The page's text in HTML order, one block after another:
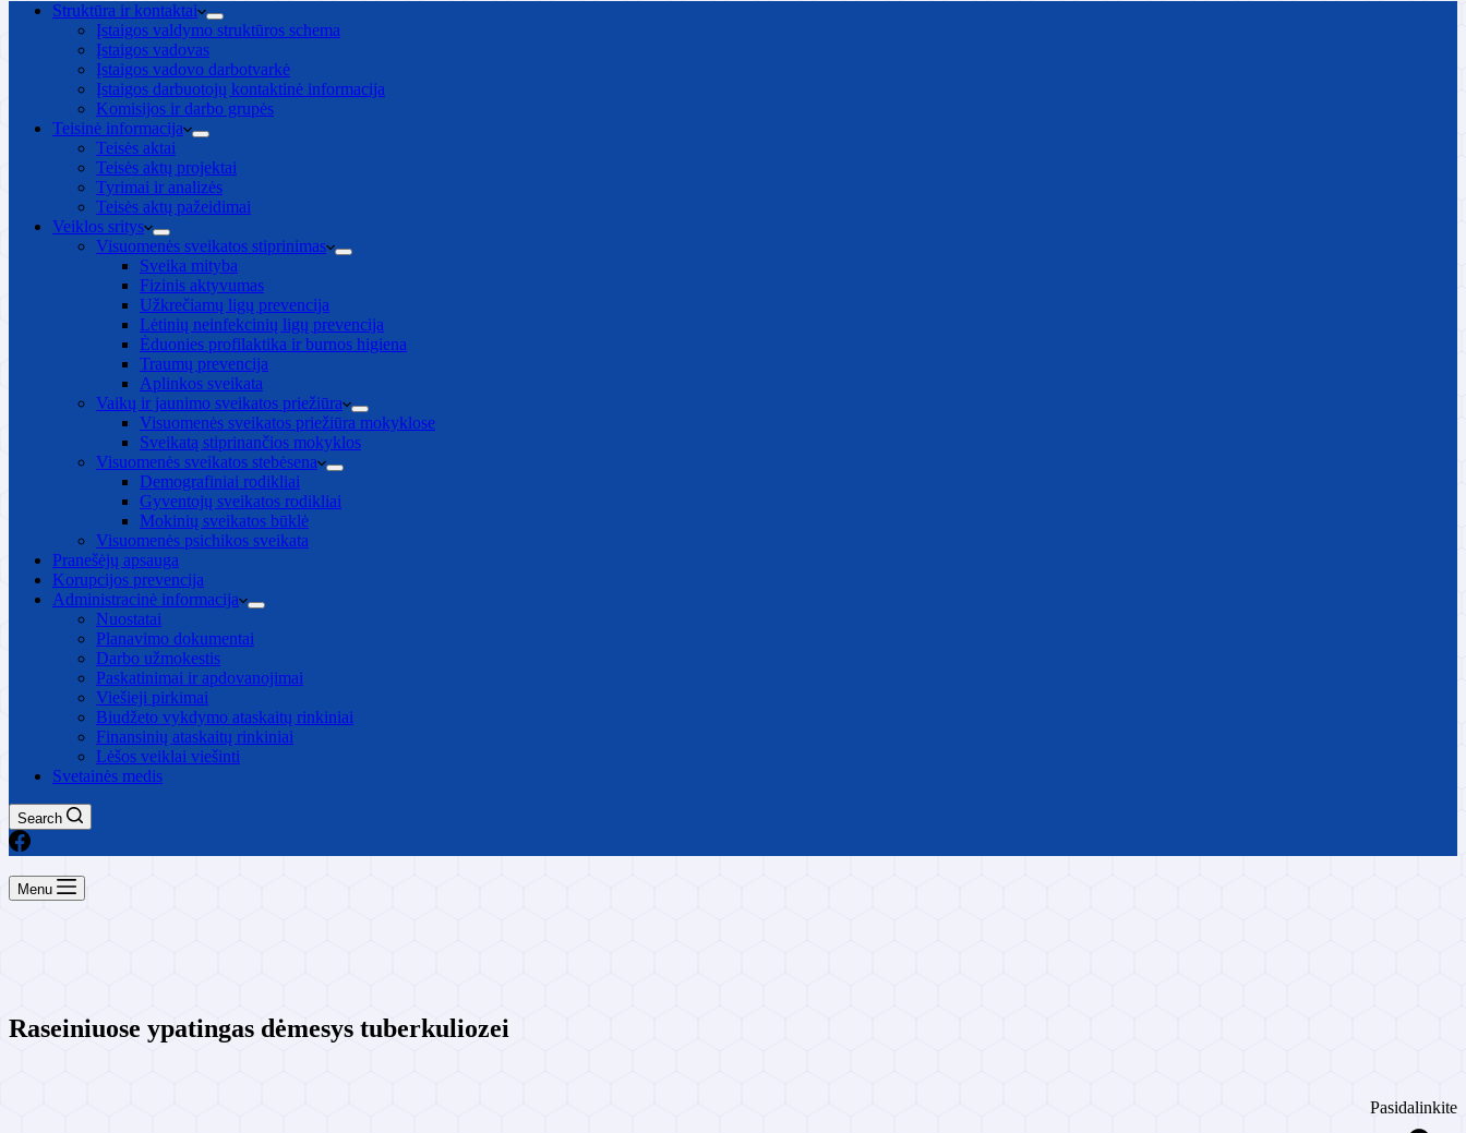
Struktūra ir kontaktai
Įstaigos valdymo struktūros schema
Įstaigos vadovas
Įstaigos vadovo darbotvarkė
Įstaigos darbuotojų kontaktinė informacija
Komisijos ir darbo grupės
Teisinė informacija
Teisės aktai
Teisės aktų projektai
Tyrimai ir analizės
Teisės aktų pažeidimai
Veiklos sritys
Visuomenės sveikatos stiprinimas
Sveika mityba
Fizinis aktyvumas
Užkrečiamų ligų prevencija
Lėtinių neinfekcinių ligų prevencija
Ėduonies profilaktika ir burnos higiena
Traumų prevencija
Aplinkos sveikata
Vaikų ir jaunimo sveikatos priežiūra
Visuomenės sveikatos priežiūra mokyklose
Sveikatą stiprinančios mokyklos
Visuomenės sveikatos stebėsena
Demografiniai rodikliai
Gyventojų sveikatos rodikliai
Mokinių sveikatos būklė
Visuomenės psichikos sveikata
Pranešėjų apsauga
Korupcijos prevencija
Administracinė informacija
Nuostatai
Planavimo dokumentai
Darbo užmokestis
Paskatinimai ir apdovanojimai
Viešieji pirkimai
Biudžeto vykdymo ataskaitų rinkiniai
Finansinių ataskaitų rinkiniai
Lėšos veiklai viešinti
Svetainės medis
Search
Menu
Raseiniuose ypatingas dėmesys tuberkuliozei
Pasidalinkite